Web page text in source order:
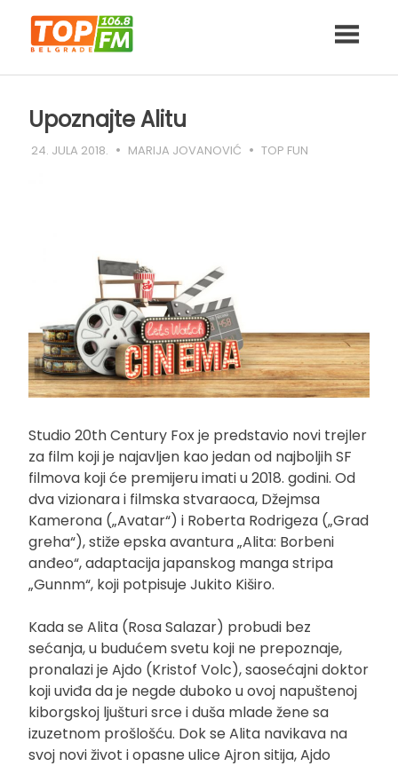
content
Upoznajte Alitu
24. JULA 2018. MARIJA JOVANOVIĆ TOP FUN
Studio 20th Century Fox je predstavio novi trejler
za film koji je najavljen kao jedan od najboljih SF
filmova koji će premijeru imati u 2018. godini. Od
dva vizionara i filmska stvaraoca, Džejmsa
Kamerona („Avatar“) i Roberta Rodrigeza („Grad
greha“), stiže epska avantura „Alita: Borbeni
anđeo“, adaptacija japanskog manga stripa
„Gunnm“, koji potpisuje Jukito Kiširo.
Kada se Alita (Rosa Salazar) probudi bez
sećanja, u budućem svetu koji ne prepoznaje,
pronalazi je Ajdo (Kristof Volc), saosećajni doktor
koji uviđa da je negde duboko u ovoj napuštenoj
kiborgskoj ljušturi srce i duša mlade žene sa
izuzetnom prošlošću. Dok se Alita navikava na
svoj novi život i opasne ulice Ajron sitija, Ajdo